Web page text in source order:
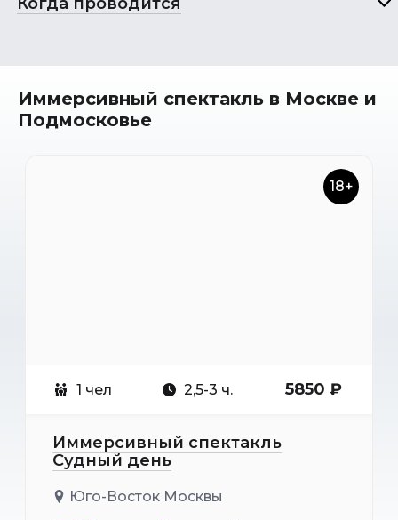
Иммерсивный спектакль в Москве и
Подмосковье
18+
1 чел 2,5-3 ч. 5850 ₽
Иммерсивный спектакль
Судный день
Юго-Восток Москвы